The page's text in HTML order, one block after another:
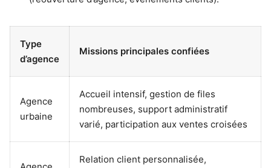
Type
d’agence
Missions principales confiées
Agence
urbaine
Accueil intensif, gestion de files
nombreuses, support administratif
varié, participation aux ventes croisées
Relation client personnalisée,